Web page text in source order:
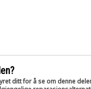
ditt for å se om denne